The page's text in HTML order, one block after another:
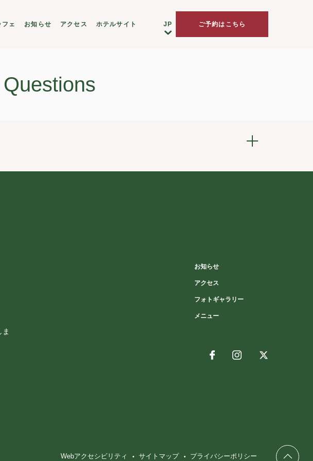
フェ お知らせ アクセス ホテルサイト ご予約はこちら
お知らせ
アクセス
フォトギャラリー
メニュー
Webアクセシビリティ サイトマップ プライバシーポリシー